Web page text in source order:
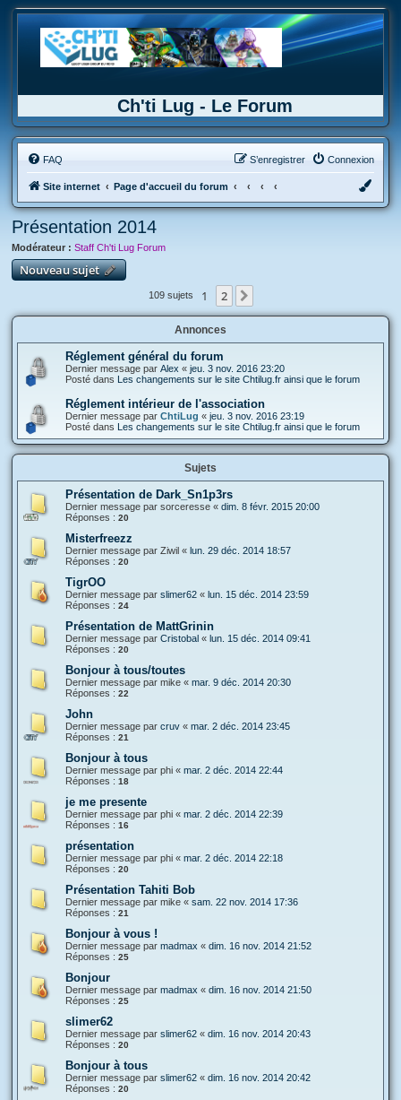
Ch'ti Lug - Le Forum
FAQ Connexion
S’enregistrer
Site internet Page d'accueil du forum
Présentation 2014
Modérateur : Staff Ch'ti Lug Forum
Nouveau sujet
109 sujets 1 2
Annonces
Réglement général du forum
Dernier message par Alex « jeu. 3 nov. 2016 23:20
Posté dans Les changements sur le site Chtilug.fr ainsi que le forum
Réglement intérieur de l'association
Dernier message par ChtiLug « jeu. 3 nov. 2016 23:19
Posté dans Les changements sur le site Chtilug.fr ainsi que le forum
Sujets
Présentation de Dark_Sn1p3rs
Dernier message par sorceresse « dim. 8 févr. 2015 20:00
Réponses : 20
Misterfreezz
Dernier message par Ziwil « lun. 29 déc. 2014 18:57
Réponses : 20
TigrOO
Dernier message par slimer62 « lun. 15 déc. 2014 23:59
Réponses : 24
Présentation de MattGrinin
Dernier message par Cristobal « lun. 15 déc. 2014 09:41
Réponses : 20
Bonjour à tous/toutes
Dernier message par mike « mar. 9 déc. 2014 20:30
Réponses : 22
John
Dernier message par cruv « mar. 2 déc. 2014 23:45
Réponses : 21
Bonjour à tous
Dernier message par phi « mar. 2 déc. 2014 22:44
Réponses : 18
je me presente
Dernier message par phi « mar. 2 déc. 2014 22:39
Réponses : 16
présentation
Dernier message par phi « mar. 2 déc. 2014 22:18
Réponses : 20
Présentation Tahiti Bob
Dernier message par mike « sam. 22 nov. 2014 17:36
Réponses : 21
Bonjour à vous !
Dernier message par madmax « dim. 16 nov. 2014 21:52
Réponses : 25
Bonjour
Dernier message par madmax « dim. 16 nov. 2014 21:50
Réponses : 25
slimer62
Dernier message par slimer62 « dim. 16 nov. 2014 20:43
Réponses : 20
Bonjour à tous
Dernier message par slimer62 « dim. 16 nov. 2014 20:42
Réponses : 20